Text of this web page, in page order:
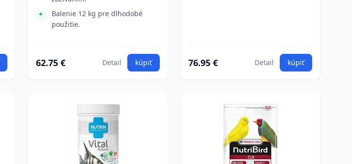
Balenie 12 kg pre dlhodobé
použitie.
62.75 € Detail kúpiť 76.95 € Detail kúpiť